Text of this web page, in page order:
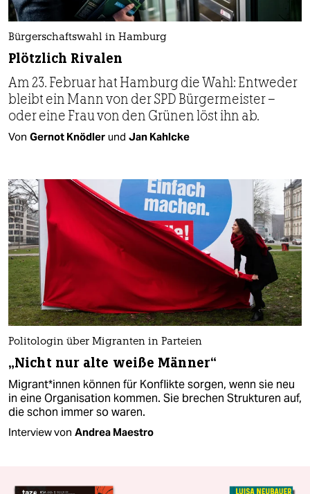
Bürgerschaftswahl in Hamburg
Plötzlich Rivalen
Am 23. Februar hat Hamburg die Wahl: Entweder
bleibt ein Mann von der SPD Bürgermeister –
oder eine Frau von den Grünen löst ihn ab.
Von Gernot Knödler und Jan Kahlcke
Politologin über Migranten in Parteien
„Nicht nur alte weiße Männer“
Migrant*innen können für Konflikte sorgen, wenn sie neu
in eine Organisation kommen. Sie brechen Strukturen auf,
die schon immer so waren.
Interview von Andrea Maestro